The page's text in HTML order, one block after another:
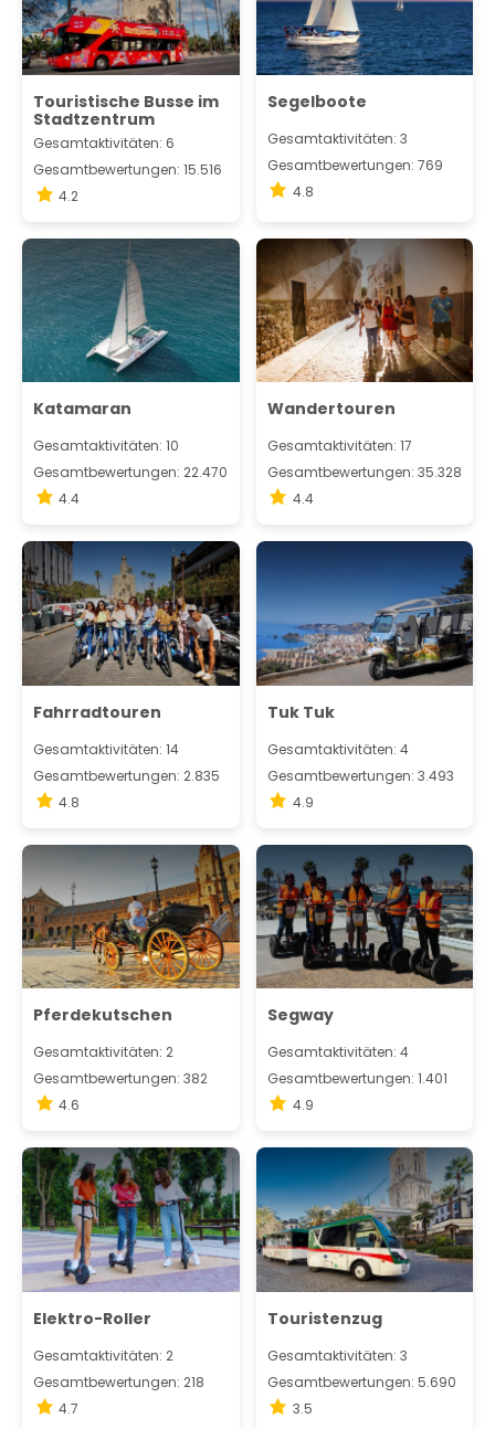
Touristische Busse im
Stadtzentrum
Gesamtaktivitäten: 6
Gesamtbewertungen: 15.516
4.2
Segelboote
Gesamtaktivitäten: 3
Gesamtbewertungen: 769
4.8
Katamaran
Gesamtaktivitäten: 10
Gesamtbewertungen: 22.470
4.4
Wandertouren
Gesamtaktivitäten: 17
Gesamtbewertungen: 35.328
4.4
Fahrradtouren
Gesamtaktivitäten: 14
Gesamtbewertungen: 2.835
4.8
Tuk Tuk
Gesamtaktivitäten: 4
Gesamtbewertungen: 3.493
4.9
Pferdekutschen
Gesamtaktivitäten: 2
Gesamtbewertungen: 382
4.6
Segway
Gesamtaktivitäten: 4
Gesamtbewertungen: 1.401
4.9
Elektro-Roller
Gesamtaktivitäten: 2
Gesamtbewertungen: 218
4.7
Touristenzug
Gesamtaktivitäten: 3
Gesamtbewertungen: 5.690
3.5